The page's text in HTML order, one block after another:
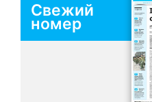
Свежий
номер